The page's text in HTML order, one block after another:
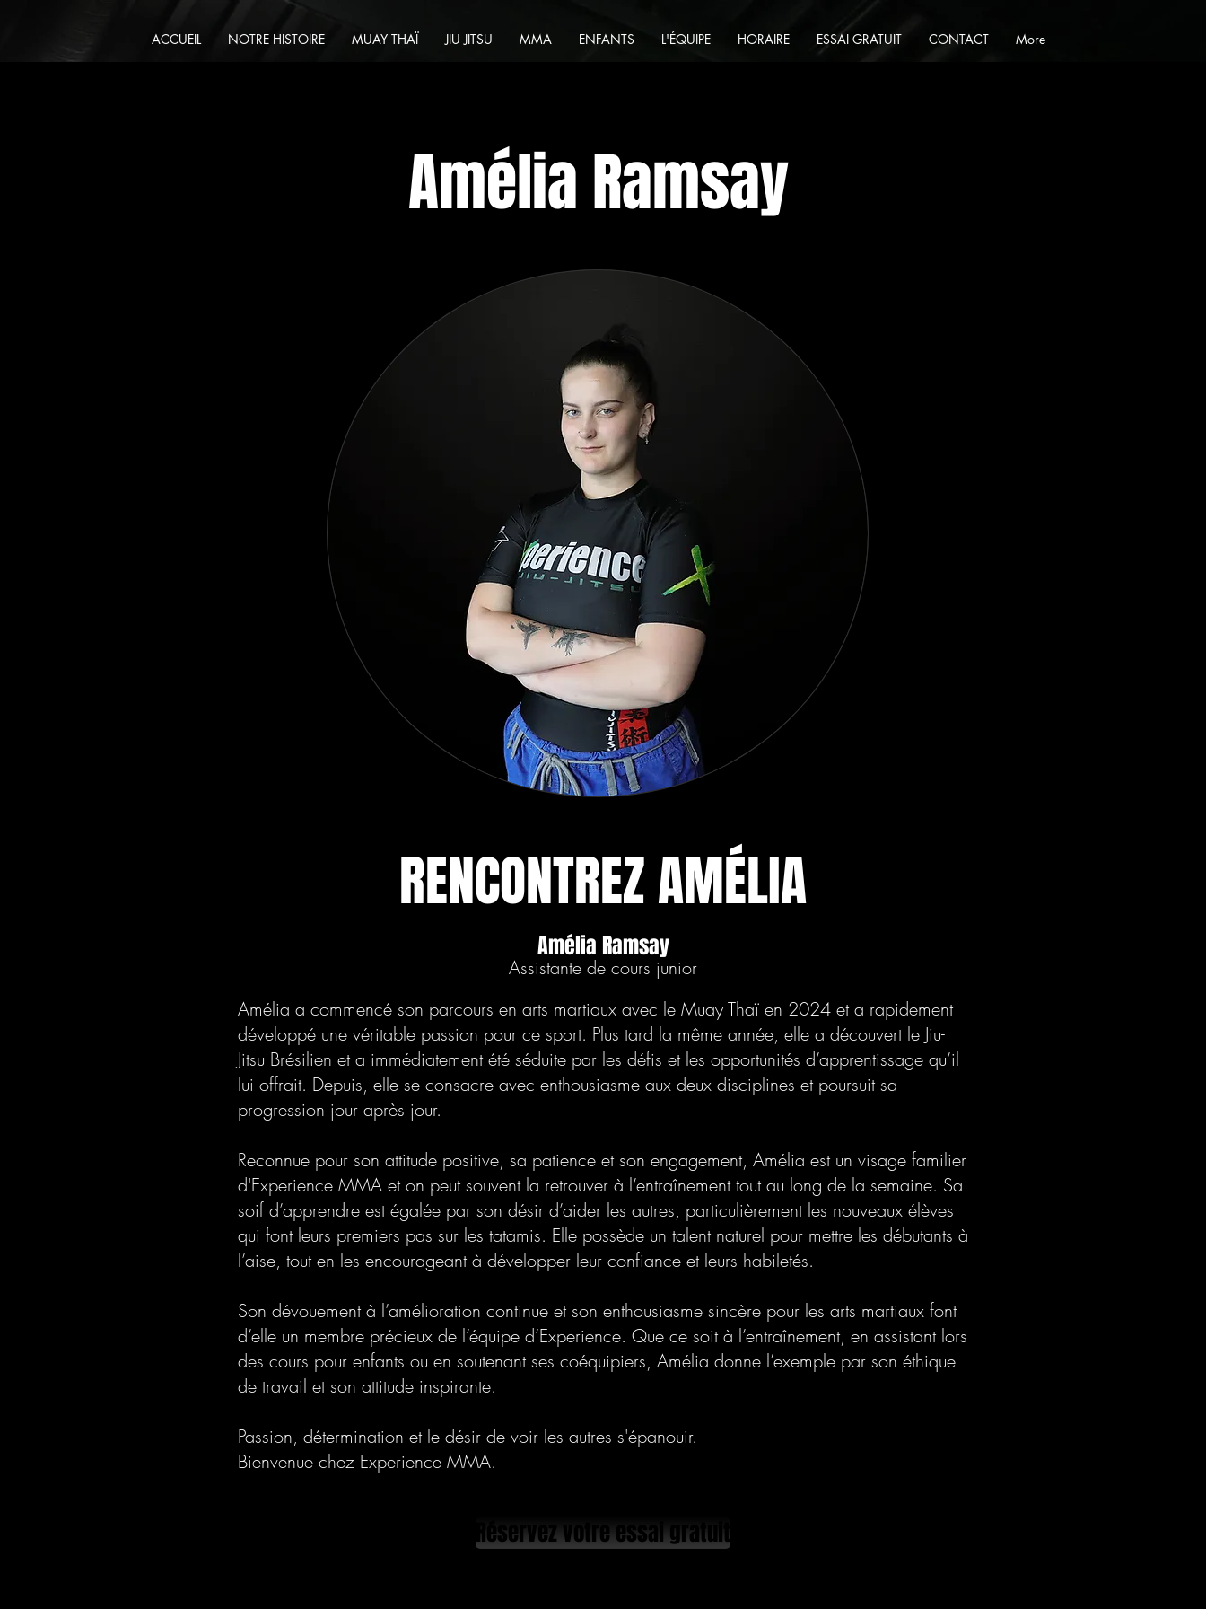
ACCUEIL NOTRE HISTOIRE MUAY THAÏ JIU JITSU MMA ENFANTS L'ÉQUIPE HORAIRE ESSAI GRATUIT CONTACT More
Amélia Ramsay
RENCONTREZ AMÉLIA
Amélia Ramsay
Assistante de cours junior
Amélia a commencé son parcours en arts martiaux avec le Muay Thaï en 2024 et a rapidement
développé une véritable passion pour ce sport. Plus tard la même année, elle a découvert le Jiu-
Jitsu Brésilien et a immédiatement été séduite par les défis et les opportunités d’apprentissage qu’il
lui offrait. Depuis, elle se consacre avec enthousiasme aux deux disciplines et poursuit sa
progression jour après jour.
Reconnue pour son attitude positive, sa patience et son engagement, Amélia est un visage familier
d'Experience MMA et on peut souvent la retrouver à l’entraînement tout au long de la semaine. Sa
soif d’apprendre est égalée par son désir d’aider les autres, particulièrement les nouveaux élèves
qui font leurs premiers pas sur les tatamis. Elle possède un talent naturel pour mettre les débutants à
l’aise, tout en les encourageant à développer leur confiance et leurs habiletés.
Son dévouement à l’amélioration continue et son enthousiasme sincère pour les arts martiaux font
d’elle un membre précieux de l’équipe d’Experience. Que ce soit à l’entraînement, en assistant lors
des cours pour enfants ou en soutenant ses coéquipiers, Amélia donne l’exemple par son éthique
de travail et son attitude inspirante.
Passion, détermination et le désir de voir les autres s'épanouir.
Bienvenue chez Experience MMA.
Réservez votre essai gratuit